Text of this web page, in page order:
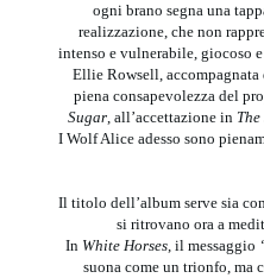
ogni brano segna una
realizzazione, che non
intenso e vulnerabile, giocoso
Ellie Rowsell,
piena consapevolezza del
Sugar, all’accettazione in
I Wolf Alice adesso sono
Il titolo dell’album serve sia
si ritrovano ora a
In White Horses, il messaggio
suona come un trionfo, ma